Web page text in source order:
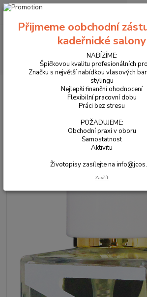
VŠECHNY PRODUKTY PARFÉM
PARFÉM DÁMSKÝ 50ml
Přijmeme oobchodní
kadeřnické salony
NABÍZÍME:
Špičkovou kvalitu profesionálních
Značku s největší nabídkou vlasových
stylingu
Nejlepší finanční ohodnocení
Flexibilní pracovní dobu
Práci bez stresu
POŽADUJEME:
Obchodní praxi v oboru
Samostatnost
Aktivitu
Životopisy zasílejte na
Zavřít